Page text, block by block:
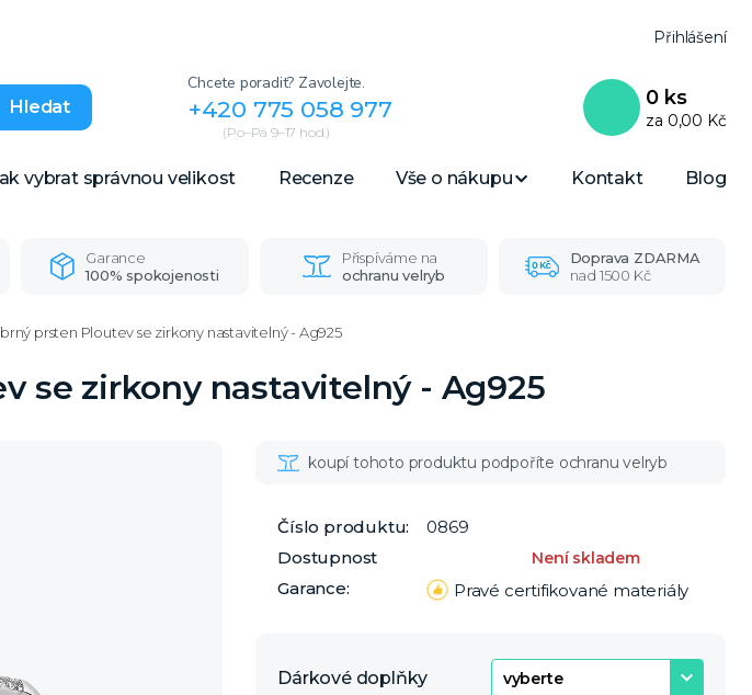
vybrat správnou velikost Recenze Vše o nákupu Kontakt Blog
Přihlášení
Hledat
Chcete poradit? Zavolejte.
+420 775 058 977
(Po–Pá 9–17 hod.)
0 ks
za 0,00 Kč
Garance
100% spokojenosti
Přispíváme na
ochranu velryb
Doprava ZDARMA
nad 1500 Kč
prsten Ploutev se zirkony nastavitelný - Ag925
se zirkony nastavitelný - Ag925
Číslo produktu:
0869
Dostupnost
Není skladem
Garance: Pravé certifikované materiály
Dárkové doplňky